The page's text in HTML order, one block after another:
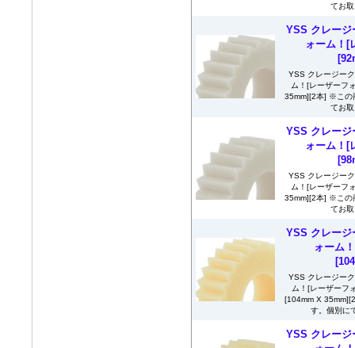
てお
YSS クレージ
ォーム！[
YSS クレージー
ム！[レーザーフ
35mm][2本] ※この
てお
YSS クレージ
ォーム！[
YSS クレージー
ム！[レーザーフ
35mm][2本] ※この
てお
YSS クレージ
ォーム
YSS クレージー
ム！[レーザーフ
[104mm X
す。個別に
YSS クレージ